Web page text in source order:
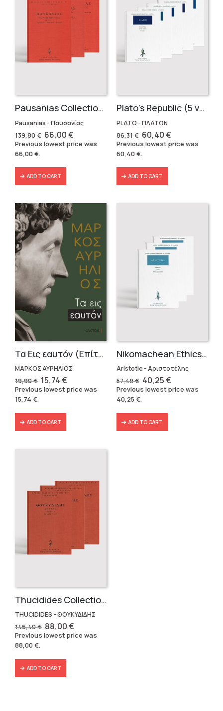
Pausanias Collection – Hardbound (3 volumes)
Pausanias - Παυσανίας
139,80€ Original
price
was:
66,00€Current
price
is:
Previous lowest price was
66,00€.
ADD TO CART
Plato’s Republic (5 volumes)
PLATO - ΠΛΑΤΩΝ
86,31€ Original
price
was:
86,31 €.
60,40€Current
price
is:
Previous lowest price was
60,40€.
ADD TO CART
Τα Εις εαυτόν (Επίτομο) – Μάρκος Αυρήλιος
ΜΑΡΚΟΣ ΑΥΡΗΛΙΟΣ
19,90€ Original
price
was:
15,74€Current
price
is:
Previous lowest price was
15,74 €.
ADD TO CART
Nikomachean Ethics (3 volumes)
Aristotle - Αριστοτέλης
57,49€ Original
price
was:
57,49 €.
40,25€Current
price
is:
Previous lowest price was
40,25 €.
ADD TO CART
Thucidides Collection – Hardbound Edition (4 volumes)
THUCIDIDES - ΘΟΥΚΥΔΙΔΗΣ
146,40€ Original
price
was:
88,00€Current
price
is:
Previous lowest price was
88,00€.
ADD TO CART